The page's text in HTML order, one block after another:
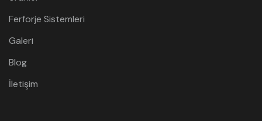
Ferforje Sistemleri
Galeri
Blog
İletişim